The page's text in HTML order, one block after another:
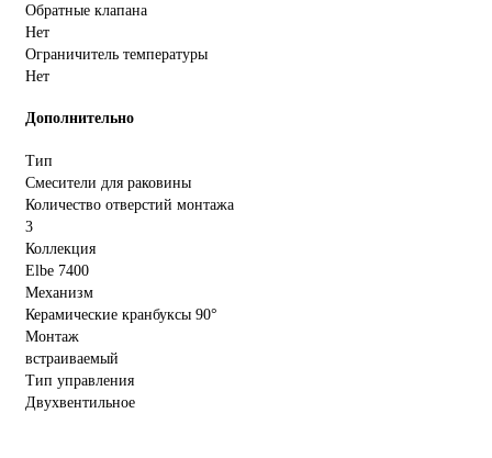
Обратные клапана
Нет
Ограничитель температуры
Нет
Дополнительно
Тип
Смесители для раковины
Количество отверстий монтажа
3
Коллекция
Elbe 7400
Механизм
Керамические кранбуксы 90°
Монтаж
встраиваемый
Тип управления
Двухвентильное